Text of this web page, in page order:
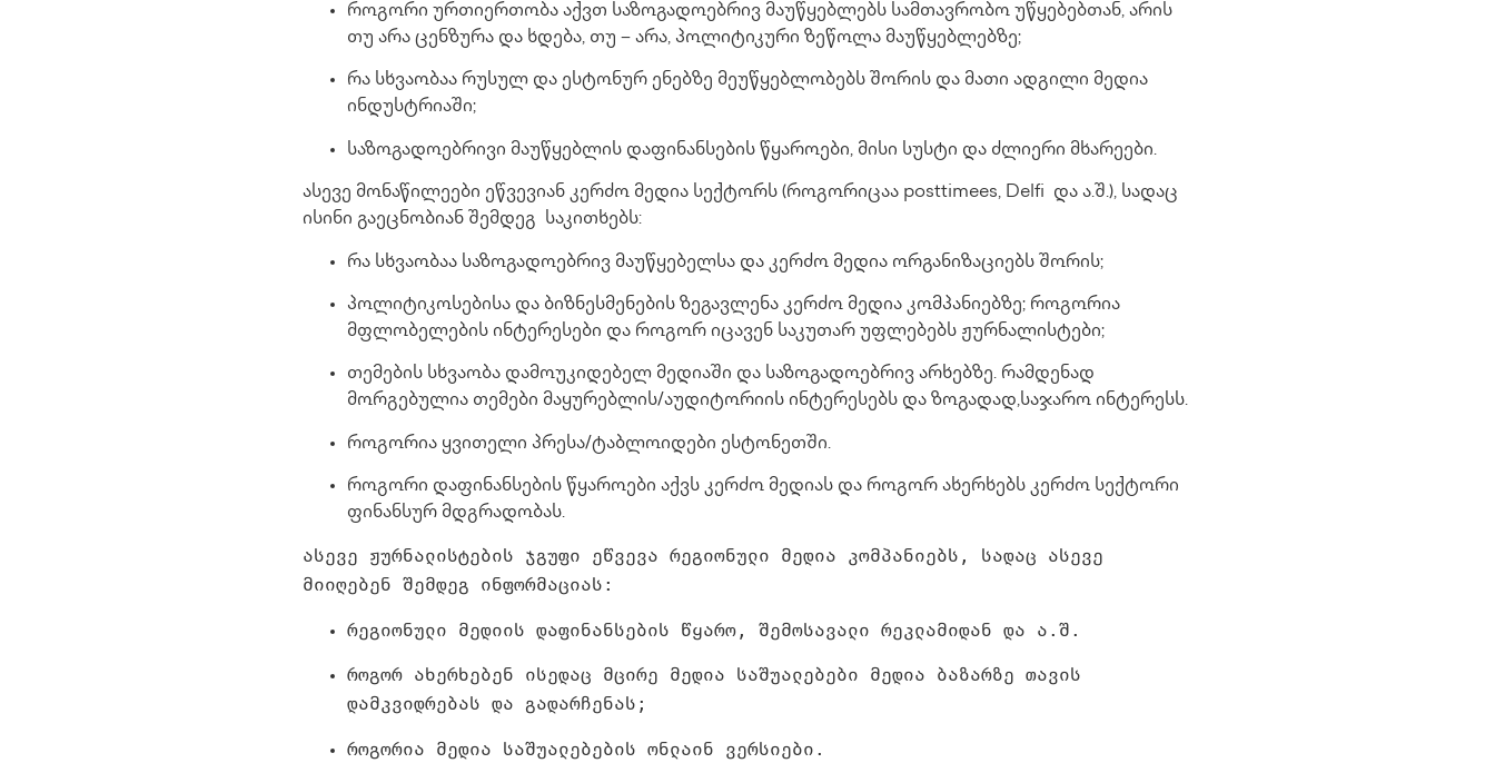
როგორი ურთიერთობა აქვთ საზოგადოებრივ მაუწყებლებს სამთავრობო უწყებებთან, არის
თუ არა ცენზურა და ხდება, თუ – არა, პოლიტიკური ზეწოლა მაუწყებლებზე;
რა სხვაობაა რუსულ და ესტონურ ენებზე მეუწყებლობებს შორის და მათი ადგილი მედია
ინდუსტრიაში;
საზოგადოებრივი მაუწყებლის დაფინანსების წყაროები, მისი სუსტი და ძლიერი მხარეები.
ასევე მონაწილეები ეწვევიან კერძო მედია სექტორს (როგორიცაა posttimees, Delfi და ა.შ.), სადაც
ისინი გაეცნობიან შემდეგ საკითხებს:
რა სხვაობაა საზოგადოებრივ მაუწყებელსა და კერძო მედია ორგანიზაციებს შორის;
პოლიტიკოსებისა და ბიზნესმენების ზეგავლენა კერძო მედია კომპანიებზე; როგორია
მფლობელების ინტერესები და როგორ იცავენ საკუთარ უფლებებს ჟურნალისტები;
თემების სხვაობა დამოუკიდებელ მედიაში და საზოგადოებრივ არხებზე. რამდენად
მორგებულია თემები მაყურებლის/აუდიტორიის ინტერესებს და ზოგადად,საჯარო ინტერესს.
როგორია ყვითელი პრესა/ტაბლოიდები ესტონეთში.
როგორი დაფინანსების წყაროები აქვს კერძო მედიას და როგორ ახერხებს კერძო სექტორი
ფინანსურ მდგრადობას.
ასევე ჟურნალისტების ჯგუფი ეწვევა რეგიონული მედია კომპანიებს, სადაც ასევე
მიიღებენ შემდეგ ინფორმაციას:
რეგიონული მედიის დაფინანსების წყარო, შემოსავალი რეკლამიდან და ა.შ.
როგორ ახერხებენ ისედაც მცირე მედია საშუალებები მედია ბაზარზე თავის
დამკვიდრებას და გადარჩენას;
როგორია მედია საშუალებების ონლაინ ვერსიები.